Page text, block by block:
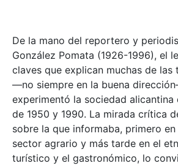
De la mano del reportero y
González Pomata (1926-1996), el
claves que explican muchas de las
—no siempre en la buena
experimentó la sociedad alicantina
de 1950 y 1990. La mirada crítica
sobre la que informaba, primero
sector agrario y más tarde en el
turístico y el gastronómico, lo